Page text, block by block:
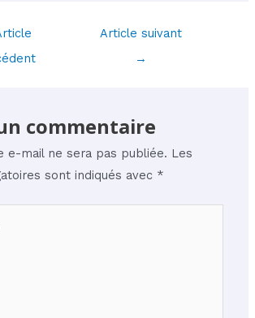
Article suivant
→
commentaire
e-mail ne sera pas publiée. Les
sont indiqués avec *